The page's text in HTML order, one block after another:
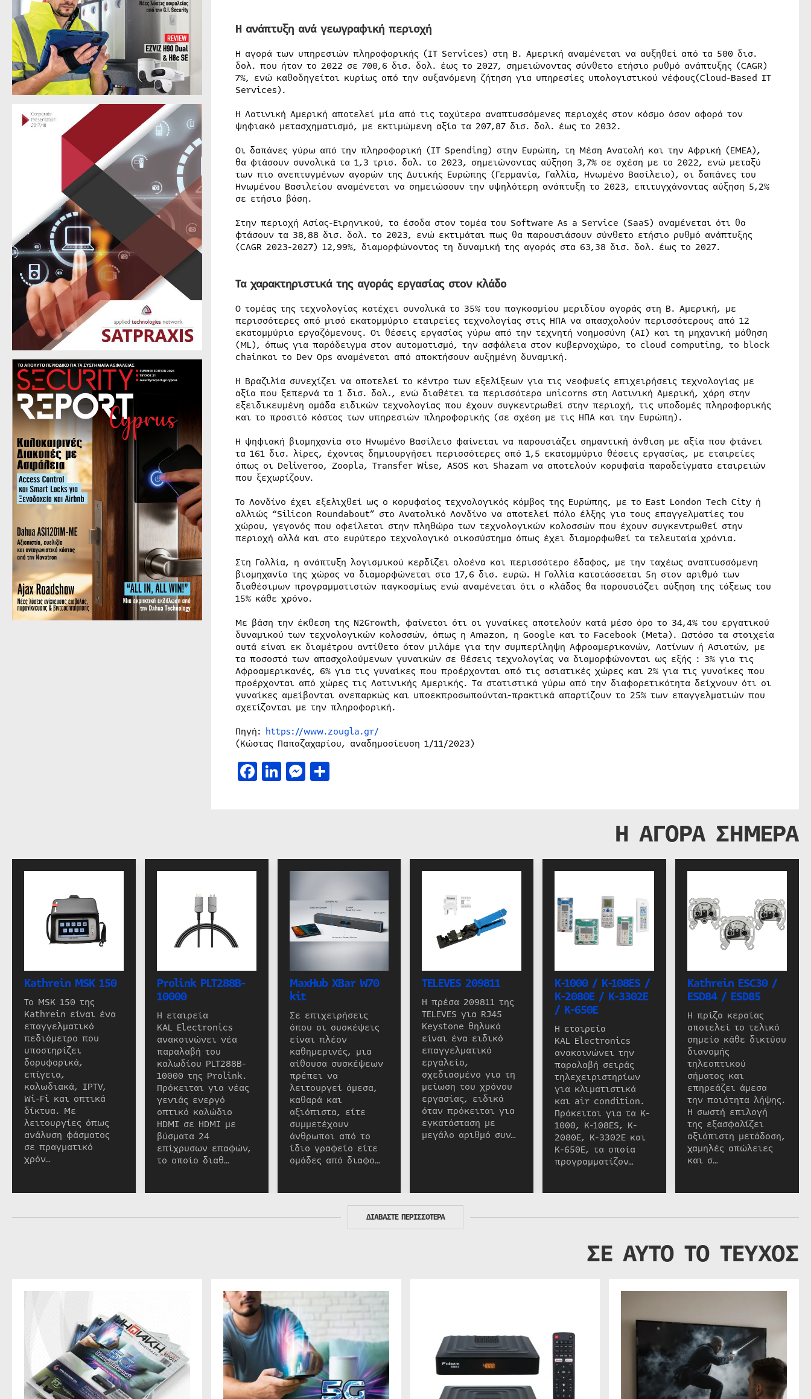
Η ανάπτυξη ανά γεωγραφική περιοχή
H αγορά των υπηρεσιών πληροφορικής (IT Services) στη Β. Αμερική αναμένεται να αυξηθεί από τα 500 δισ.
δολ. που ήταν το 2022 σε 700,6 δισ. δολ. έως το 2027, σημειώνοντας σύνθετο ετήσιο ρυθμό ανάπτυξης (CAGR)
7%, ενώ καθοδηγείται κυρίως από την αυξανόμενη ζήτηση για υπηρεσίες υπολογιστικού νέφους(Cloud-Based IT
Services).
Η Λατινική Αμερική αποτελεί μία από τις ταχύτερα αναπτυσσόμενες περιοχές στον κόσμο όσον αφορά τον
ψηφιακό μετασχηματισμό, με εκτιμώμενη αξία τα 207,87 δισ. δολ. έως το 2032.
Οι δαπάνες γύρω από την πληροφορική (IT Spending) στην Ευρώπη, τη Μέση Ανατολή και την Αφρική (ΕΜΕΑ),
θα φτάσουν συνολικά τα 1,3 τρισ. δολ. το 2023, σημειώνοντας αύξηση 3,7% σε σχέση με το 2022, ενώ μεταξύ
των πιο ανεπτυγμένων αγορών της Δυτικής Ευρώπης (Γερμανία, Γαλλία, Ηνωμένο Βασίλειο), οι δαπάνες του
Ηνωμένου Βασιλείου αναμένεται να σημειώσουν την υψηλότερη ανάπτυξη το 2023, επιτυγχάνοντας αύξηση 5,2%
σε ετήσια βάση.
Στην περιοχή Ασίας-Ειρηνικού, τα έσοδα στον τομέα του Software As a Service (SaaS) αναμένεται ότι θα
φτάσουν τα 38,88 δισ. δολ. το 2023, ενώ εκτιμάται πως θα παρουσιάσουν σύνθετο ετήσιο ρυθμό ανάπτυξης
(CAGR 2023-2027) 12,99%, διαμορφώνοντας τη δυναμική της αγοράς στα 63,38 δισ. δολ. έως το 2027.
Τα χαρακτηριστικά της αγοράς εργασίας στον κλάδο
Ο τομέας της τεχνολογίας κατέχει συνολικά το 35% του παγκοσμίου μεριδίου αγοράς στη Β. Αμερική, με
περισσότερες από μισό εκατομμύριο εταιρείες τεχνολογίας στις ΗΠΑ να απασχολούν περισσότερους από 12
εκατομμύρια εργαζόμενους. Οι θέσεις εργασίας γύρω από την τεχνητή νοημοσύνη (AI) και τη μηχανική μάθηση
(ML), όπως για παράδειγμα στον αυτοματισμό, την ασφάλεια στον κυβερνοχώρο, το cloud computing, το block
chainκαι τo Dev Ops αναμένεται από αποκτήσουν αυξημένη δυναμική.
Η Βραζιλία συνεχίζει να αποτελεί το κέντρο των εξελίξεων για τις νεοφυείς επιχειρήσεις τεχνολογίας με
αξία που ξεπερνά τα 1 δισ. δολ., ενώ διαθέτει τα περισσότερα unicorns στη Λατινική Αμερική, χάρη στην
εξειδικευμένη ομάδα ειδικών τεχνολογίας που έχουν συγκεντρωθεί στην περιοχή, τις υποδομές πληροφορικής
και το προσιτό κόστος των υπηρεσιών πληροφορικής (σε σχέση με τις ΗΠΑ και την Ευρώπη).
Η ψηφιακή βιομηχανία στο Ηνωμένο Βασίλειο φαίνεται να παρουσιάζει σημαντική άνθιση με αξία που φτάνει
τα 161 δισ. λίρες, έχοντας δημιουργήσει περισσότερες από 1,5 εκατομμύριο θέσεις εργασίας, με εταιρείες
όπως οι Deliveroo, Zoopla, Transfer Wise, ASOS και Shazam να αποτελούν κορυφαία παραδείγματα εταιρειών
που ξεχωρίζουν.
Το Λονδίνο έχει εξελιχθεί ως ο κορυφαίος τεχνολογικός κόμβος της Ευρώπης, με το East London Tech City ή
αλλιώς “Silicon Roundabout” στο Ανατολικό Λονδίνο να αποτελεί πόλο έλξης για τους επαγγελματίες του
χώρου, γεγονός που οφείλεται στην πληθώρα των τεχνολογικών κολοσσών που έχουν συγκεντρωθεί στην
περιοχή αλλά και στο ευρύτερο τεχνολογικό οικοσύστημα όπως έχει διαμορφωθεί τα τελευταία χρόνια.
Στη Γαλλία, η ανάπτυξη λογισμικού κερδίζει ολοένα και περισσότερο έδαφος, με την ταχέως αναπτυσσόμενη
βιομηχανία της χώρας να διαμορφώνεται στα 17,6 δισ. ευρώ. Η Γαλλία κατατάσσεται 5η στον αριθμό των
διαθέσιμων προγραμματιστών παγκοσμίως ενώ αναμένεται ότι ο κλάδος θα παρουσιάζει αύξηση της τάξεως του
15% κάθε χρόνο.
Με βάση την έκθεση της N2Growth, φαίνεται ότι οι γυναίκες αποτελούν κατά μέσο όρο το 34,4% του εργατικού
δυναμικού των τεχνολογικών κολοσσών, όπως η Amazon, η Google και το Facebook (Meta). Ωστόσο τα στοιχεία
αυτά είναι εκ διαμέτρου αντίθετα όταν μιλάμε για την συμπερίληψη Αφροαμερικανών, Λατίνων ή Ασιατών, με
τα ποσοστά των απασχολούμενων γυναικών σε θέσεις τεχνολογίας να διαμορφώνονται ως εξής : 3% για τις
Αφροαμερικανές, 6% για τις γυναίκες που προέρχονται από τις ασιατικές χώρες και 2% για τις γυναίκες που
προέρχονται από χώρες τις Λατινικής Αμερικής. Τα στατιστικά γύρω από την διαφορετικότητα δείχνουν ότι οι
γυναίκες αμείβονται ανεπαρκώς και υποεκπροσωπούνται-πρακτικά απαρτίζουν το 25% των επαγγελματιών που
σχετίζονται με την πληροφορική.
Πηγή: https://www.zougla.gr/
(Κώστας Παπαζαχαρίου, αναδημοσίευση 1/11/2023)
Facebook
LinkedIn
Messenger
Μοιραστείτε
Η ΑΓΟΡΑ ΣΗΜΕΡΑ
Kathrein MSK 150
Το MSK 150 της
Kathrein είναι ένα
επαγγελματικό
πεδιόμετρο που
υποστηρίζει
δορυφορικά,
επίγεια,
καλωδιακά, IPTV,
Wi-Fi και οπτικά
δίκτυα. Με
λειτουργίες όπως
ανάλυση φάσματος
σε πραγματικό
χρόν…
Prolink PLT288B-
10000
Η εταιρεία
KAL Electronics
ανακοινώνει νέα
παραλαβή του
καλωδίου PLT288B-
10000 της Prolink.
Πρόκειται για νέας
γενιάς ενεργό
οπτικό καλώδιο
HDMI σε HDMI με
βύσματα 24
επίχρυσων επαφών,
το οποίο διαθ…
MaxHub XBar W70
kit
Σε επιχειρήσεις
όπου οι συσκέψεις
είναι πλέον
καθημερινές, μια
αίθουσα συσκέψεων
πρέπει να
λειτουργεί άμεσα,
καθαρά και
αξιόπιστα, είτε
συμμετέχουν
άνθρωποι από το
ίδιο γραφείο είτε
ομάδες από διαφο…
TELEVES 209811
Η πρέσα 209811 της
TELEVES για RJ45
Keystone θηλυκό
είναι ένα ειδικό
επαγγελματικό
εργαλείο,
σχεδιασμένο για τη
μείωση του χρόνου
εργασίας, ειδικά
όταν πρόκειται για
εγκατάσταση με
μεγάλο αριθμό συν…
K-1000 / K-108ES /
K-2080E / K-3302E
/ K-650E
Η εταιρεία
KAL Electronics
ανακοινώνει την
παραλαβή σειράς
τηλεχειριστηρίων
για κλιματιστικά
και air condition.
Πρόκειται για τα K-
1000, K-108ES, K-
2080E, K-3302E και
K-650E, τα οποία
προγραμματίζον…
Kathrein ESC30 /
ESD84 / ESD85
Η πρίζα κεραίας
αποτελεί το τελικό
σημείο κάθε δικτύου
διανομής
τηλεοπτικού
σήματος και
επηρεάζει άμεσα
την ποιότητα λήψης.
Η σωστή επιλογή
της εξασφαλίζει
αξιόπιστη μετάδοση,
χαμηλές απώλειες
και σ…
ΔΙΑΒΑΣΤΕ ΠΕΡΙΣΣΟΤΕΡΑ
ΣΕ ΑΥΤΟ ΤΟ ΤΕΥΧΟΣ